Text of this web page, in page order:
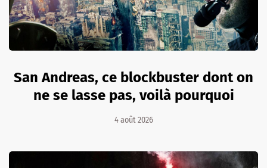
San Andreas, ce blockbuster dont on
ne se lasse pas, voilà pourquoi
4 août 2026